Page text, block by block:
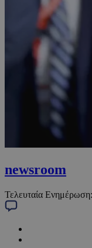
newsroom
Τελευταία Ενημέρωση: